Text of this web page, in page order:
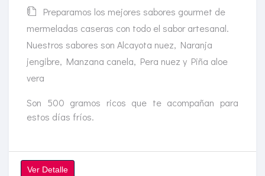
Preparamos los mejores sabores gourmet de
mermeladas caseras con todo el sabor artesanal.
Nuestros sabores son Alcayota nuez, Naranja
jengibre, Manzana canela, Pera nuez y Piña aloe
vera
Son 500 gramos ricos que te acompañan para
estos días fríos.
Ver Detalle